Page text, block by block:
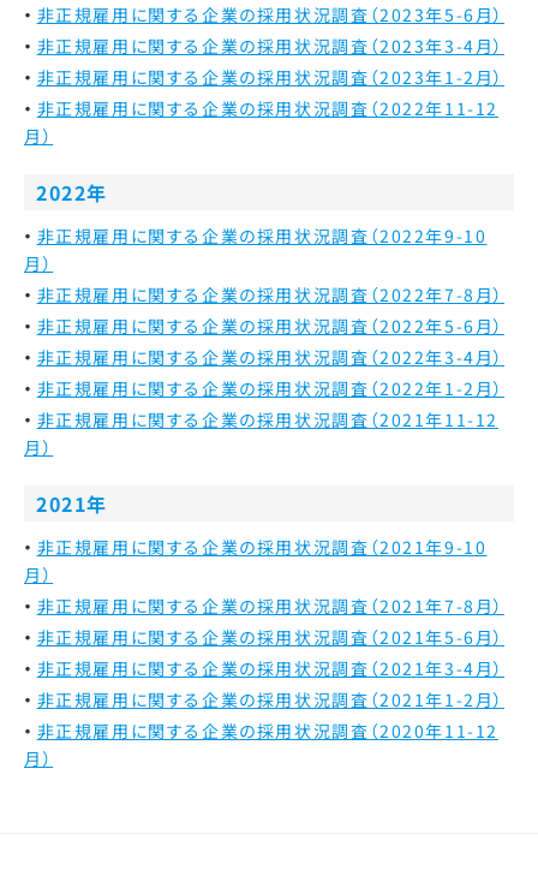
非正規雇用に関する企業の採用状況調査（2023年5-6月）
非正規雇用に関する企業の採用状況調査（2023年3-4月）
非正規雇用に関する企業の採用状況調査（2023年1-2月）
非正規雇用に関する企業の採用状況調査（2022年11-12
月）
2022年
非正規雇用に関する企業の採用状況調査（2022年9-10
月）
非正規雇用に関する企業の採用状況調査（2022年7-8月）
非正規雇用に関する企業の採用状況調査（2022年5-6月）
非正規雇用に関する企業の採用状況調査（2022年3-4月）
非正規雇用に関する企業の採用状況調査（2022年1-2月）
非正規雇用に関する企業の採用状況調査（2021年11-12
月）
2021年
非正規雇用に関する企業の採用状況調査（2021年9-10
月）
非正規雇用に関する企業の採用状況調査（2021年7-8月）
非正規雇用に関する企業の採用状況調査（2021年5-6月）
非正規雇用に関する企業の採用状況調査（2021年3-4月）
非正規雇用に関する企業の採用状況調査（2021年1-2月）
非正規雇用に関する企業の採用状況調査（2020年11-12
月）